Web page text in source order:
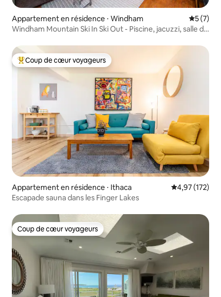
Appartement en résidence ⋅ Windham
5 (7)
Windham Mountain Ski In Ski Out - Piscine, jacuzzi, salle de
Coups de cœur voyageurs les plus appréciés
Coup de cœur voyageurs
Appartement en résidence ⋅ Ithaca Évaluation
4,97 (172)
Escapade sauna dans les Finger Lakes
Coup de cœur voyageurs
Coup de cœur voyageurs